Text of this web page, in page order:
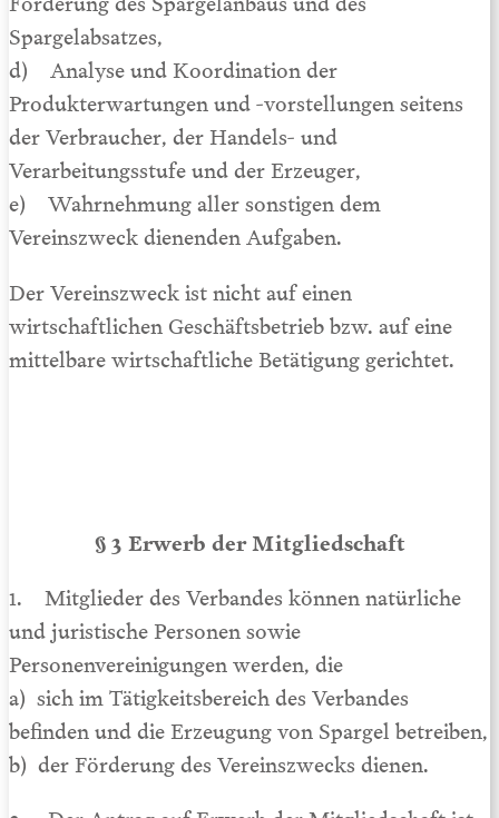
Spargelabsatzes,
d) Analyse und Koordination der
Produkterwartungen und -vorstellungen seitens
der Verbraucher, der Handels- und
Verarbeitungsstufe und der Erzeuger,
e) Wahrnehmung aller sonstigen dem
Vereinszweck dienenden Aufgaben.
Der Vereinszweck ist nicht auf einen
wirtschaftlichen Geschäftsbetrieb bzw. auf eine
mittelbare wirtschaftliche Betätigung gerichtet.
§ 3 Erwerb der Mitgliedschaft
1. Mitglieder des Verbandes können natürliche
und juristische Personen sowie
Personenvereinigungen werden, die
a) sich im Tätigkeitsbereich des Verbandes
befinden und die Erzeugung von Spargel betreiben,
b) der Förderung des Vereinszwecks dienen.